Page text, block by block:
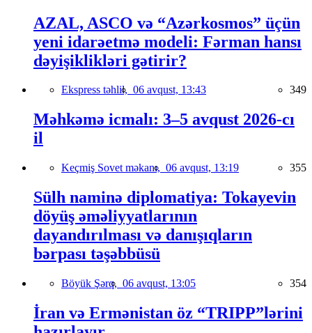
AZAL, ASCO və “Azərkosmos” üçün
yeni idarəetmə modeli: Fərman hansı
dəyişiklikləri gətirir?
Ekspress təhlil, 06 avqust, 13:43 349
Məhkəmə icmalı: 3–5 avqust 2026-cı
il
Keçmiş Sovet məkanı, 06 avqust, 13:19 355
Sülh naminə diplomatiya: Tokayevin
döyüş əməliyyatlarının
dayandırılması və danışıqların
bərpası təşəbbüsü
Böyük Şərq, 06 avqust, 13:05 354
İran və Ermənistan öz “TRIPP”lərini